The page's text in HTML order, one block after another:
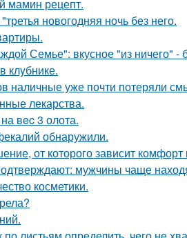
мамин рецепт.
новогодняя ночь без него.
Семье": вкусное "из ничего" -
клyбнике.
наличные уже почти потеряли
лекарства.
вec 3 олота.
обнаружили.
от которого зависит комфорт
мужчины чаще
косметики.